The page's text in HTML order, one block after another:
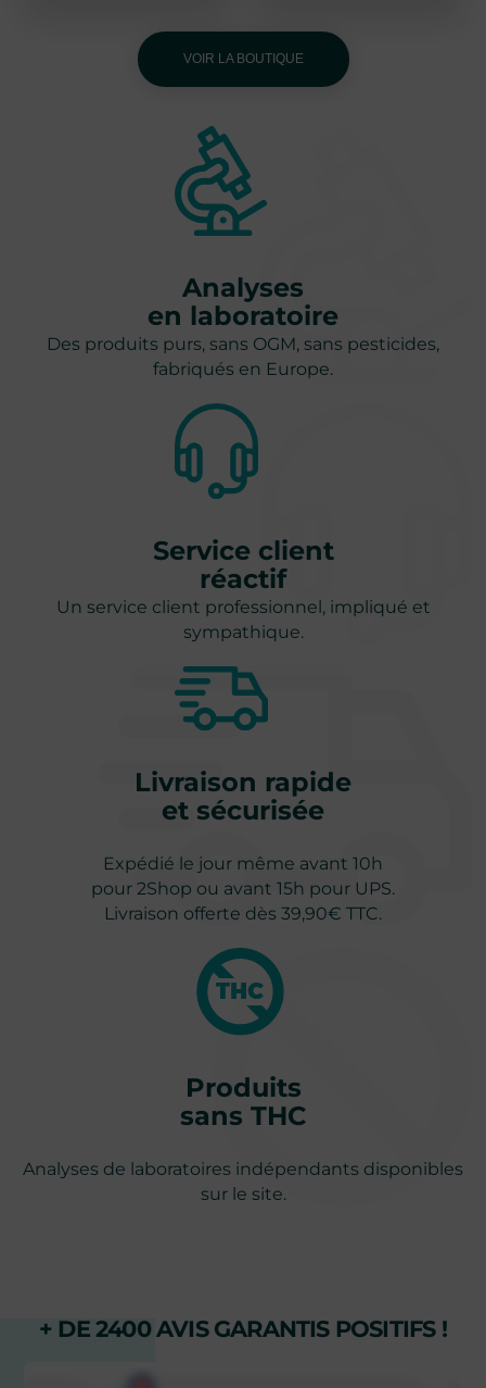
102 avis
VOIR LA BOUTIQUE
Analyses
en laboratoire
Des produits purs, sans OGM, sans pesticides,
fabriqués en Europe.
Service client
réactif
Un service client professionnel, impliqué et
sympathique.
Livraison rapide
et sécurisée
Expédié le jour même avant 10h
pour 2Shop ou avant 15h pour UPS.
Livraison offerte dès 39,90€ TTC.
Produits
sans THC
Analyses de laboratoires indépendants disponibles
sur le site.
+ DE 2400 AVIS GARANTIS POSITIFS !